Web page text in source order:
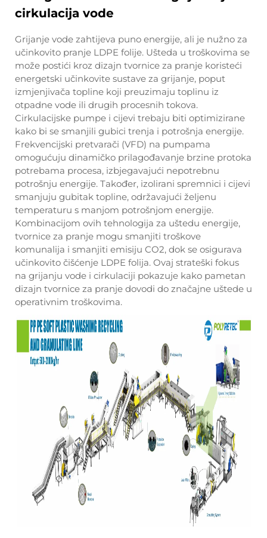
cirkulacija vode
Grijanje vode zahtijeva puno energije, ali je nužno za
učinkovito pranje LDPE folije. Ušteda u troškovima se
može postići kroz dizajn tvornice za pranje koristeći
energetski učinkovite sustave za grijanje, poput
izmjenjivača topline koji preuzimaju toplinu iz
otpadne vode ili drugih procesnih tokova.
Cirkulacijske pumpe i cijevi trebaju biti optimizirane
kako bi se smanjili gubici trenja i potrošnja energije.
Frekvencijski pretvarači (VFD) na pumpama
omogućuju dinamičko prilagođavanje brzine protoka
potrebama procesa, izbjegavajući nepotrebnu
potrošnju energije. Također, izolirani spremnici i cijevi
smanjuju gubitak topline, održavajući željenu
temperaturu s manjom potrošnjom energije.
Kombinacijom ovih tehnologija za uštedu energije,
tvornice za pranje mogu smanjiti troškove
komunalija i smanjiti emisiju CO2, dok se osigurava
učinkovito čišćenje LDPE folija. Ovaj strateški fokus
na grijanju vode i cirkulaciji pokazuje kako pametan
dizajn tvornice za pranje dovodi do značajne uštede u
operativnim troškovima.